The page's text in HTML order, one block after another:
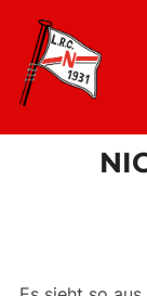
Inhalten
springen